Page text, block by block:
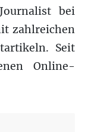
bei
zahlreichen
Seit
Online-